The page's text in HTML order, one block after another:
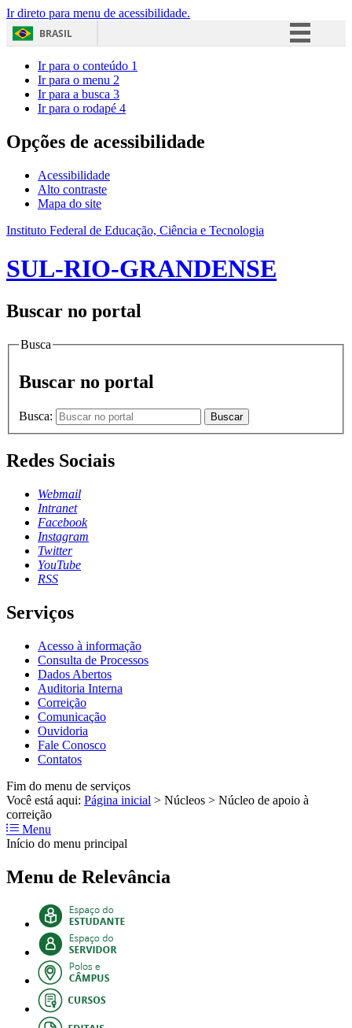
Ir direto para menu de acessibilidade.
BRASIL
Acesso à informação
Ir para o conteúdo 1
Ir para o menu 2
Ir para a busca 3
Ir para o rodapé 4
Opções de acessibilidade
Acessibilidade
Alto contraste
Mapa do site
Instituto Federal de Educação, Ciência e Tecnologia
SUL-RIO-GRANDENSE
Buscar no portal
Busca
Buscar no portal
Busca: Buscar
Redes Sociais
Webmail
Intranet
Facebook
Instagram
Twitter
YouTube
RSS
Serviços
Acesso à informação
Consulta de Processos
Dados Abertos
Auditoria Interna
Correição
Comunicação
Ouvidoria
Fale Conosco
Contatos
Fim do menu de serviços
Você está aqui: Página inicial > Núcleos > Núcleo de apoio à
correição
Menu
Início do menu principal
Menu de Relevância